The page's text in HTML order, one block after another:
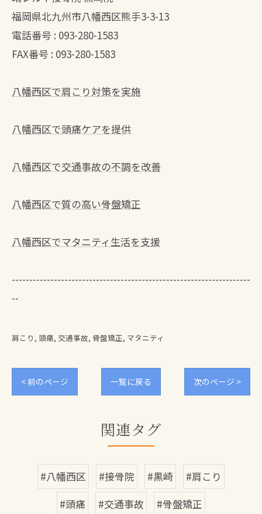
福岡県北九州市八幡西区熊手3-3-13
電話番号 : 093-280-1583
FAX番号 : 093-280-1583
八幡西区で肩こり対策を実施
八幡西区で頭痛ケアを提供
八幡西区で交通事故の不調を改善
八幡西区で質の高い骨盤矯正
八幡西区でマタニティ生活を支援
--------------------------------------------------------------------
--
肩こり 頭痛 交通事故 骨盤矯正 マタニティ
< 前のページ 一覧に戻る 次のページ >
関連タグ
#八幡西区 #接骨院 #黒崎
#肩こり
#頭痛
#交通事故
#骨盤矯正